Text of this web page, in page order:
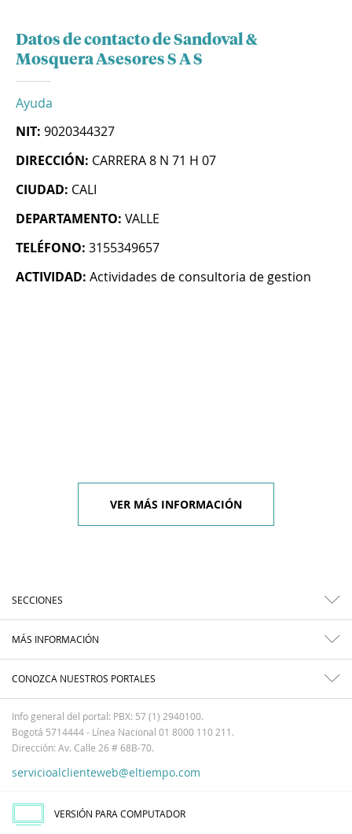
Datos de contacto de Sandoval &
Mosquera Asesores S A S
Ayuda
NIT: 9020344327
DIRECCIÓN: CARRERA 8 N 71 H 07
CIUDAD: CALI
DEPARTAMENTO: VALLE
TELÉFONO: 3155349657
ACTIVIDAD: Actividades de consultoria de gestion
VER MÁS INFORMACIÓN
SECCIONES
MÁS INFORMACIÓN
CONOZCA NUESTROS PORTALES
Info general del portal: PBX: 57 (1) 2940100.
Bogotá 5714444 - Línea Nacional 01 8000 110 211.
Dirección: Av. Calle 26 # 68B-70.
servicioalclienteweb@eltiempo.com
VERSIÓN PARA COMPUTADOR